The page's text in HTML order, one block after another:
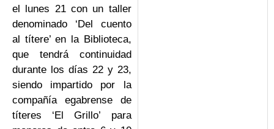
el lunes 21 con un taller
denominado ‘Del cuento
al títere’ en la Biblioteca,
que tendrá continuidad
durante los días 22 y 23,
siendo impartido por la
compañía egabrense de
títeres ‘El Grillo’ para